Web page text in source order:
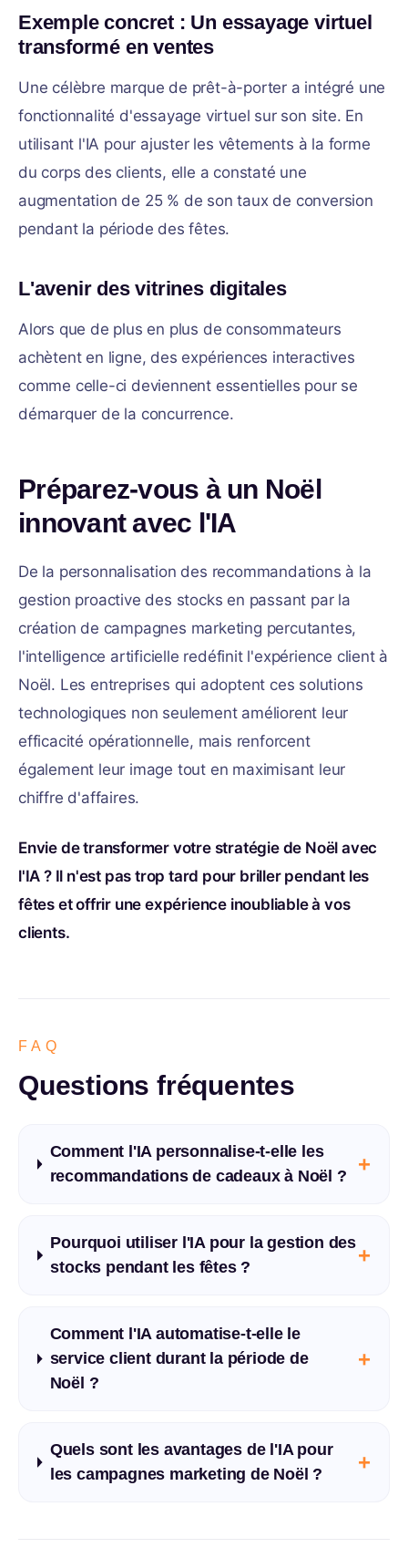
Exemple concret : Un essayage virtuel
transformé en ventes
Une célèbre marque de prêt-à-porter a intégré une
fonctionnalité d'essayage virtuel sur son site. En
utilisant l'IA pour ajuster les vêtements à la forme
du corps des clients, elle a constaté une
augmentation de 25 % de son taux de conversion
pendant la période des fêtes.
L'avenir des vitrines digitales
Alors que de plus en plus de consommateurs
achètent en ligne, des expériences interactives
comme celle-ci deviennent essentielles pour se
démarquer de la concurrence.
Préparez-vous à un Noël
innovant avec l'IA
De la personnalisation des recommandations à la
gestion proactive des stocks en passant par la
création de campagnes marketing percutantes,
l'intelligence artificielle redéfinit l'expérience client à
Noël. Les entreprises qui adoptent ces solutions
technologiques non seulement améliorent leur
efficacité opérationnelle, mais renforcent
également leur image tout en maximisant leur
chiffre d'affaires.
Envie de transformer votre stratégie de Noël avec
l'IA ? Il n'est pas trop tard pour briller pendant les
fêtes et offrir une expérience inoubliable à vos
clients.
FAQ
Questions fréquentes
Comment l'IA personnalise-t-elle les
recommandations de cadeaux à Noël ?
+
Pourquoi utiliser l'IA pour la gestion des
stocks pendant les fêtes ?
+
Comment l'IA automatise-t-elle le
service client durant la période de
Noël ?
+
Quels sont les avantages de l'IA pour
les campagnes marketing de Noël ?
+